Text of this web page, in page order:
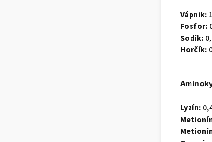
Vápnik:
Fosfor:
Sodík:
Horčík:
Lyzín: